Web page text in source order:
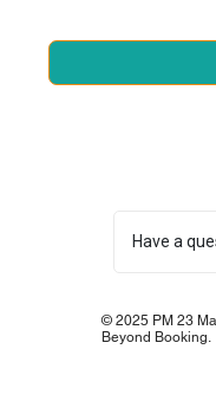
© 2025 PM 23
Beyond Booking.
Have a